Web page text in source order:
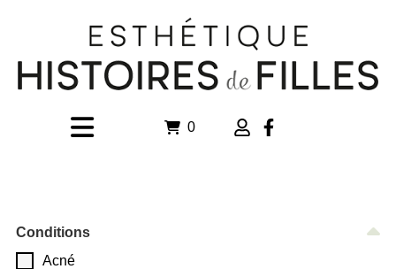
0
Conditions
Acné